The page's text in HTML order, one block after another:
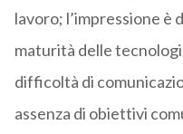
lavoro; l’impressione è
maturità delle
difficoltà di
assenza di obiettivi